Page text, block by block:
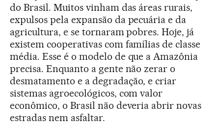
do Brasil. Muitos vinham das áreas rurais,
expulsos pela expansão da pecuária e da
agricultura, e se tornaram pobres. Hoje, já
existem cooperativas com famílias de classe
média. Esse é o modelo de que a Amazônia
precisa. Enquanto a gente não zerar o
desmatamento e a degradação, e criar
sistemas agroecológicos, com valor
econômico, o Brasil não deveria abrir novas
estradas nem asfaltar.